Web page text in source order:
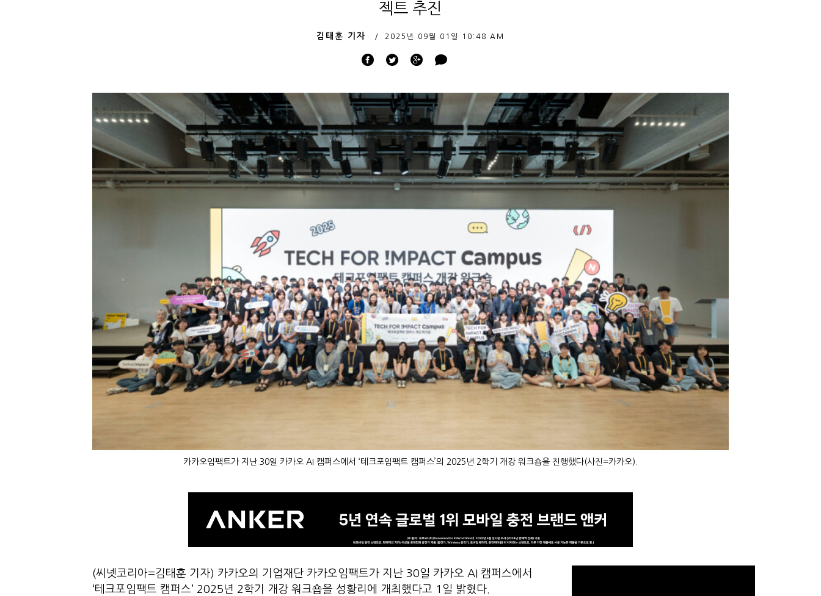
젝트 추진
김태훈 기자 2025년 09월 01일 10:48 AM
카카오임팩트가 지난 30일 카카오 AI 캠퍼스에서 ‘테크포임팩트 캠퍼스’의 2025년 2학기 개강 워크숍을 진행했다(사진=카카오).
(씨넷코리아=김태훈 기자) 카카오의 기업재단 카카오임팩트가 지난 30일 카카오 AI 캠퍼스에서
‘테크포임팩트 캠퍼스’ 2025년 2학기 개강 워크숍을 성황리에 개최했다고 1일 밝혔다.